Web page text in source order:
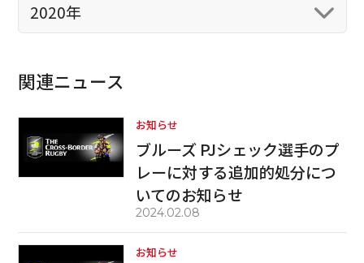
2020年
関連ニュース
お知らせ
ブルーズ PJシェック選手のプ
レーに対する追加的処分につ
いてのお知らせ
2024.02.08
お知らせ